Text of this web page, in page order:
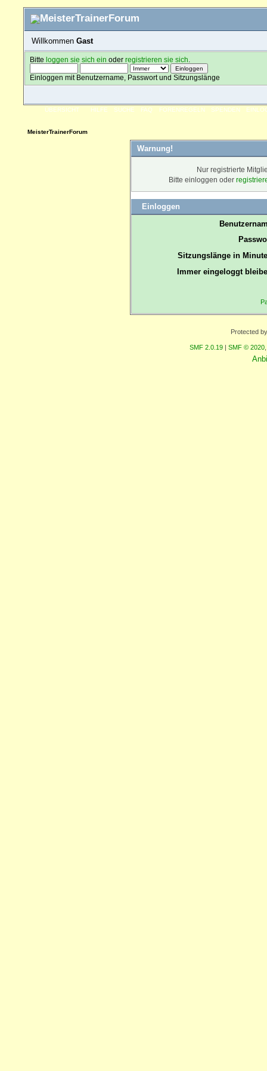
Willkommen Gast
Bitteloggen sie sich ein oderregistrieren sie sich
Einloggen mit Benutzername, Passwort und Sitzungslänge
ÜBERSICHT HILFE SUCHE FAQ FORENREGELN SPENDEN
MeisterTrainerForum
Warnung!
Nur registrierte
Bitte einloggen oder
Einloggen
Sitzungslänge in
Immer eingeloggt
Protected
SMF 2.0.19 | SMF © 2020